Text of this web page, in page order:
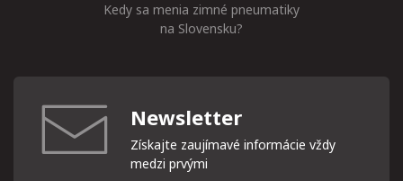
Kedy sa menia zimné pneumatiky
na Slovensku?
Newsletter
Získajte zaujímavé informácie vždy
medzi prvými